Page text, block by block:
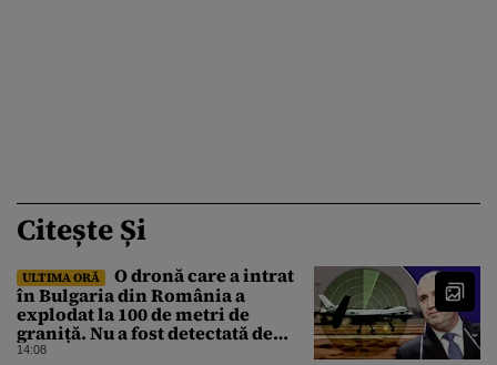
Citește Și
ULTIMA ORĂ
O dronă care a intrat
în Bulgaria din România a
explodat la 100 de metri de
graniță. Nu a fost detectată de
radare. Reacția MApN
14:08